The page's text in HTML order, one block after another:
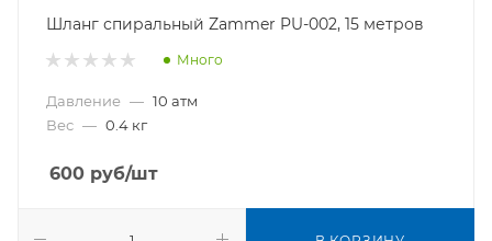
Шланг спиральный Zammer PU-002, 15 метров
Много
Давление — 10 атм
Вес — 0.4 кг
600 руб/шт